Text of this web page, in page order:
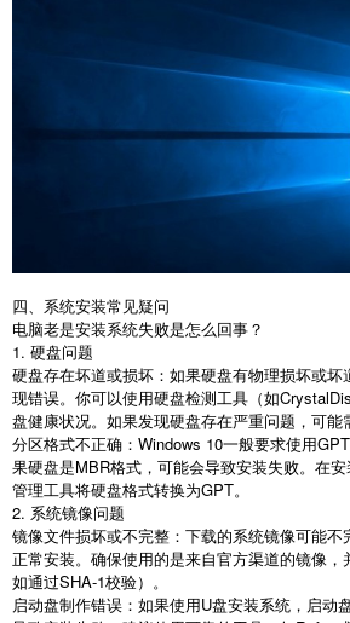
四、系统安装常见疑问
电脑老是安装系统失败是怎么回事？
1. 硬盘问题
硬盘存在坏道或损坏：如果硬盘有物理损坏或坏
现错误。你可以使用硬盘检测工具（如
盘健康状况。如果发现硬盘存在严重问题，可能
分区格式不正确： Windows 10一般要求使用GPT
果硬盘是MBR格式，可能会导致安装失败。在
管理工具将硬盘格式转换为GPT。
2. 系统镜像问题
镜像文件损坏或不完整：下载的系统镜像可能
正常安装。确保使用的是来自官方渠道的镜像，
如通过SHA-1校验）。
启动盘制作错误：如果使用U盘安装系统，启动